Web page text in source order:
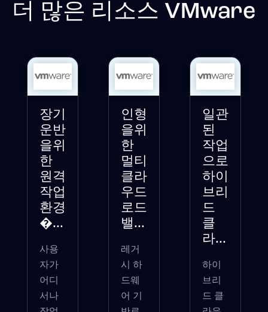
더 많은 리소스 VMware
장기
운반
을위
한
원격
작업
환경
�...
사용
자가
어디
서나
인형
을위
한
멀티
클라
우드
로드
밸...
레거
시 하
드웨
어 기
일관
된
작업
으로
하이
브리
드
클
라...
하이
브리
드 클